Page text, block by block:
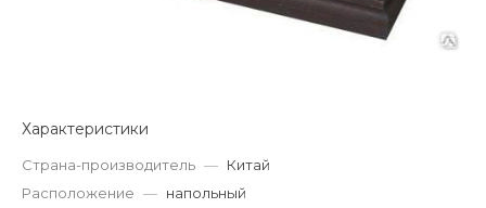
Характеристики
Страна-производитель — Китай
Расположение — напольный